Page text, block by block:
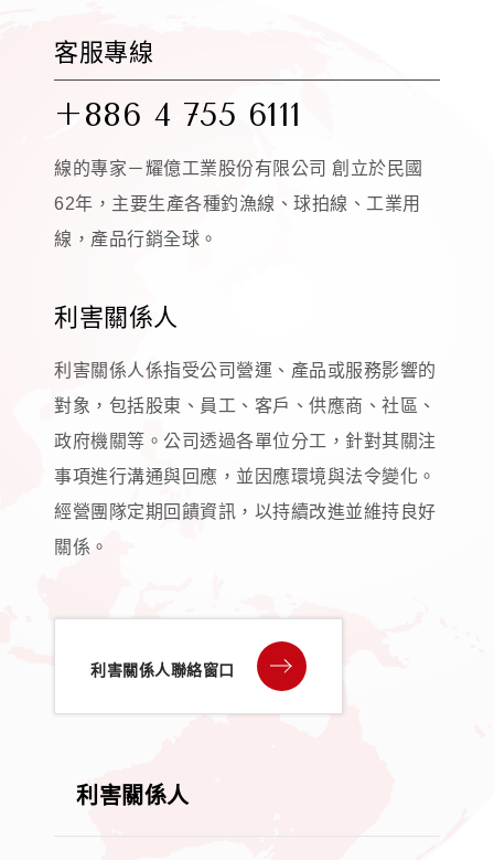
客服專線
+886 4 755 6111
線的專家－耀億工業股份有限公司 創立於民國
62年，主要生產各種釣漁線、球拍線、工業用
線，產品行銷全球。
利害關係人
利害關係人係指受公司營運、產品或服務影響的
對象，包括股東、員工、客戶、供應商、社區、
政府機關等。公司透過各單位分工，針對其關注
事項進行溝通與回應，並因應環境與法令變化。
經營團隊定期回饋資訊，以持續改進並維持良好
關係。
利害關係人聯絡窗口
利害關係人